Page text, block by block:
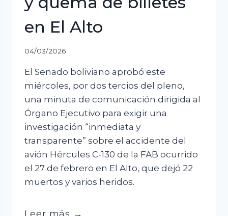
en El Alto
04/03/2026
El Senado boliviano aprobó este
miércoles, por dos tercios del pleno,
una minuta de comunicación dirigida al
Órgano Ejecutivo para exigir una
investigación “inmediata y
transparente” sobre el accidente del
avión Hércules C-130 de la FAB ocurrido
el 27 de febrero en El Alto, que dejó 22
muertos y varios heridos.
Minuta